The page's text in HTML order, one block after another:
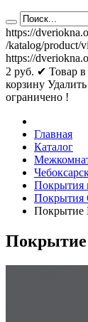
https://
/katalog/product/
https://
2 руб. ✔ Товар в
корзину Удалить
ограничено !
Главная
Каталог
Покрытия
Покрытия
Покрытие